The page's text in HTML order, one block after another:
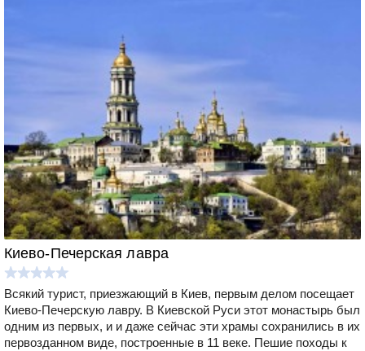
Киево-Печерская лавра
Всякий турист, приезжающий в Киев, первым делом посещает
Киево-Печерскую лавру. В Киевской Руси этот монастырь был
одним из первых, и и даже сейчас эти храмы сохранились в их
первозданном виде, построенные в 11 веке. Пешие походы к